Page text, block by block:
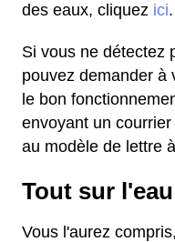
des eaux, cliquez ici.
Si vous ne détectez
pouvez demander à
le bon
envoyant un
au modèle de lettre
Tout sur
Vous l'aurez